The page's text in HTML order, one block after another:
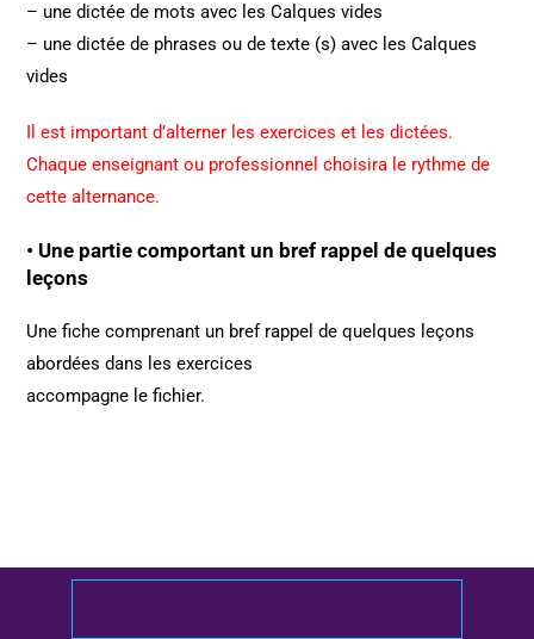
– une dictée de mots avec les Calques vides
– une dictée de phrases ou de texte (s) avec les Calques
vides
Il est important d’alterner les exercices et les dictées.
Chaque enseignant ou professionnel choisira le rythme de
cette alternance.
• Une partie comportant un bref rappel de quelques
leçons
Une fiche comprenant un bref rappel de quelques leçons
abordées dans les exercices
accompagne le fichier.